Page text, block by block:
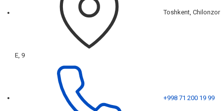
Toshkent, Chilonzor
E, 9
+998 71 200 19 99